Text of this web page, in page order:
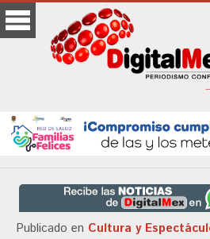
Publicado en Cultura y